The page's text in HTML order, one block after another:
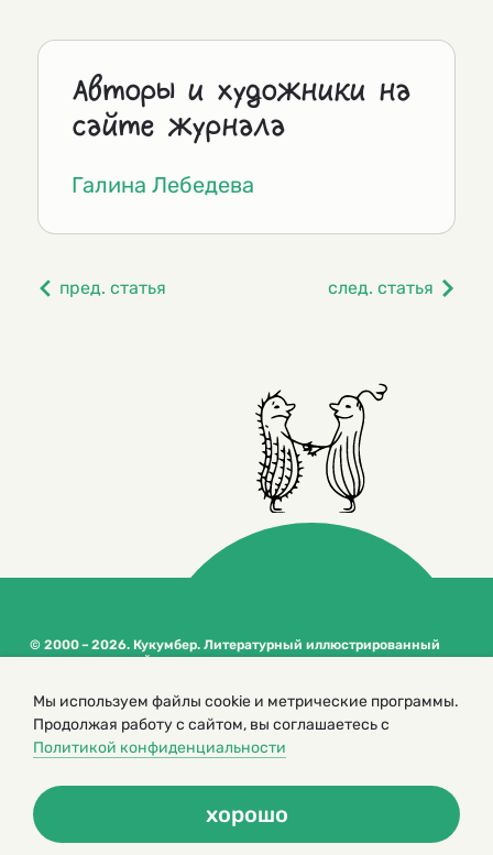
Авторы и художники на
сайте журнала
Галина Лебедева
пред. статья след. статья
© 2000 – 2026. Кукумбер. Литературный иллюстрированный
журнал для детей
сайта
Политика конфиденциальности
Мы используем файлы cookie и метрические программы.
Продолжая работу с сайтом, вы соглашаетесь с
Политикой конфиденциальности
хорошо